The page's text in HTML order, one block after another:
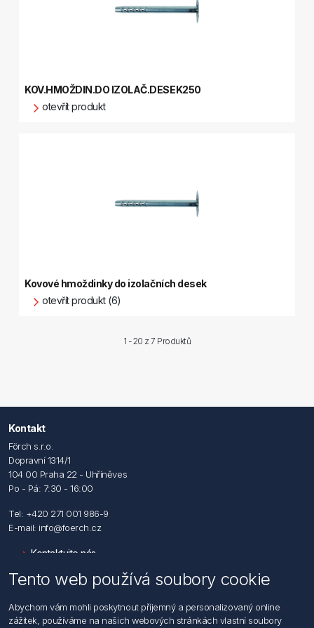
KOV.HMOŽDIN.DO IZOLAČ.DESEK250
otevřít produkt
Kovové hmoždinky do izolačních desek
otevřít produkt (6)
1 - 20 z7 Produktů
Kontakt
Förch s.r.o.
Dopravní 1314/1
104 00 Praha 22 - Uhříněves
Po - Pá: 7:30 - 16:00
Tel: +420 271 001 986-9
E-mail: info@foerch.cz
Kontaktujte nás
Hledat
Tento web používá soubory cookie
Abychom vám mohli poskytnout příjemný a personalizovaný online
zážitek, používáme na našich webových stránkách vlastní soubory